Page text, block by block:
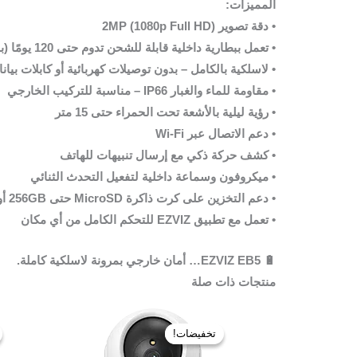
المميزات:
• دقة تصوير 2MP (1080p Full HD)
• تعمل ببطارية داخلية قابلة للشحن تدوم حتى 120 يومًا
• لاسلكية بالكامل – بدون توصيلات كهربائية أو كابلات
• مقاومة للماء والغبار IP66 – مناسبة للتركيب الخارجي
• رؤية ليلية بالأشعة تحت الحمراء حتى 15 متر
• دعم الاتصال عبر Wi-Fi
• كشف حركة ذكي مع إرسال تنبيهات للهاتف
• ميكروفون وسماعة داخلية لتفعيل التحدث الثنائي
• دعم التخزين علىكرت ذاكرة MicroSD حتى 256GB
• تعمل مع تطبيق EZVIZ للتحكم الكامل من أي مكان
🔋
EZVIZ EB5… أمان خارجي بمرونة لاسلكية كاملة.
منتجات ذات صلة
تخفيضات!
تخفيضات!
السعر
الأصلي
هو:
350,00 ر.س.
هو: